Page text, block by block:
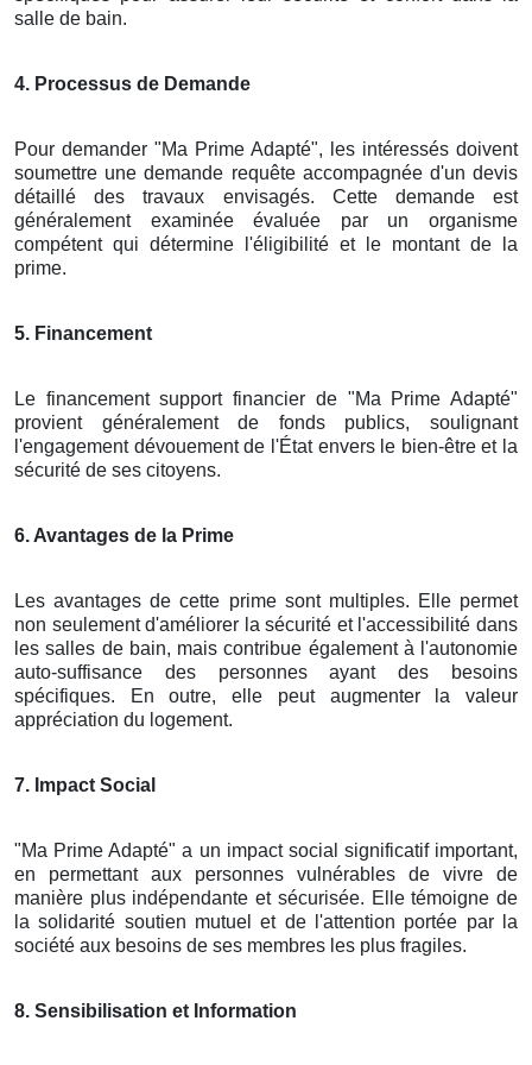
salle de bain.
4. Processus de Demande
Pour demander "Ma Prime Adapté", les intéressés doivent
soumettre une demande requête accompagnée d'un devis
détaillé des travaux envisagés. Cette demande est
généralement examinée évaluée par un organisme
compétent qui détermine l'éligibilité et le montant de la
prime.
5. Financement
Le financement support financier de "Ma Prime Adapté"
provient généralement de fonds publics, soulignant
l'engagement dévouement de l'État envers le bien-être et la
sécurité de ses citoyens.
6. Avantages de la Prime
Les avantages de cette prime sont multiples. Elle permet
non seulement d'améliorer la sécurité et l'accessibilité dans
les salles de bain, mais contribue également à l'autonomie
auto-suffisance des personnes ayant des besoins
spécifiques. En outre, elle peut augmenter la valeur
appréciation du logement.
7. Impact Social
"Ma Prime Adapté" a un impact social significatif important,
en permettant aux personnes vulnérables de vivre de
manière plus indépendante et sécurisée. Elle témoigne de
la solidarité soutien mutuel et de l'attention portée par la
société aux besoins de ses membres les plus fragiles.
8. Sensibilisation et Information